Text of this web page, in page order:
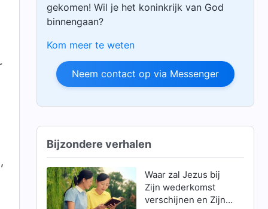
gekomen! Wil je het koninkrijk van God
binnengaan?
Kom meer te weten
Neem contact op via Messenger
Bijzondere verhalen
Waar zal Jezus bij
Zijn wederkomst
verschijnen en Zijn